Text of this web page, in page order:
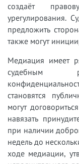
создаёт
урегулирования.
предложить
также могут
Медиация имеет
судебным
становятся
могут
навязать
при наличии
недель до
ходе медиации,